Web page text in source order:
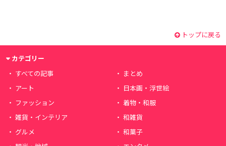
トップに戻る
カテゴリー
すべての記事
まとめ
アート
日本画・浮世絵
ファッション
着物・和服
雑貨・インテリア
和雑貨
グルメ
和菓子